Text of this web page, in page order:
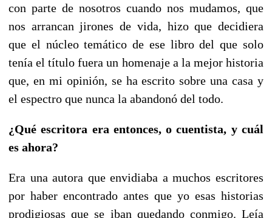
con parte de nosotros cuando nos mudamos, que
nos arrancan jirones de vida, hizo que decidiera
que el núcleo temático de ese libro del que solo
tenía el título fuera un homenaje a la mejor historia
que, en mi opinión, se ha escrito sobre una casa y
el espectro que nunca la abandonó del todo.
¿Qué escritora era entonces, o cuentista, y cuál
es ahora?
Era una autora que envidiaba a muchos escritores
por haber encontrado antes que yo esas historias
prodigiosas que se iban quedando conmigo. Leía